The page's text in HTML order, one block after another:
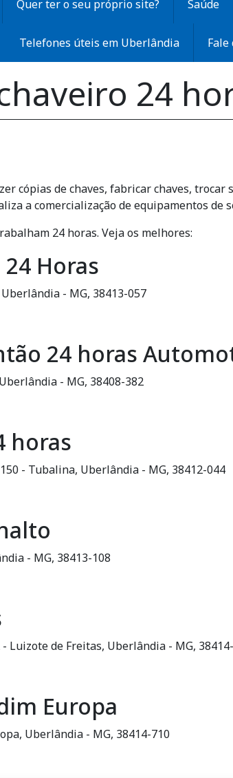
Quer ter o seu próprio site? Saúde
Telefones úteis em Uberlândia Fale
24
cópias de chaves, fabricar chaves,
a comercialização de equipamentos de
24 horas. Veja os melhores:
Horas
- MG, 38413-057
24 horas
- MG, 38408-382
horas
- Tubalina, Uberlândia - MG, 38412-044
- MG, 38413-108
- Luizote de Freitas, Uberlândia - MG,
Europa
Uberlândia - MG, 38414-710